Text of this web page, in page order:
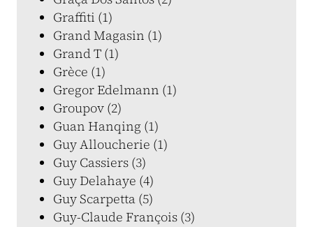
Graffiti (1)
Grand Magasin (1)
Grand T (1)
Grèce (1)
Gregor Edelmann (1)
Groupov (2)
Guan Hanqing (1)
Guy Alloucherie (1)
Guy Cassiers (3)
Guy Delahaye (4)
Guy Scarpetta (5)
Guy-Claude François (3)